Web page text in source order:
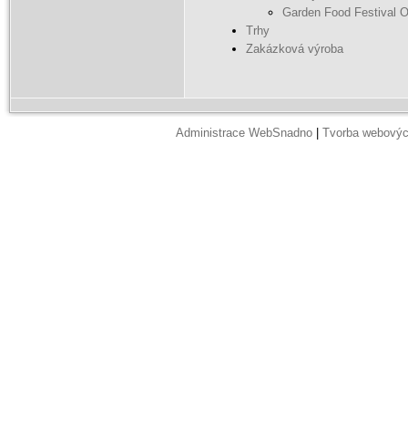
Garden Food Festival
Trhy
Zakázková výroba
Administrace WebSnadno Tvorba